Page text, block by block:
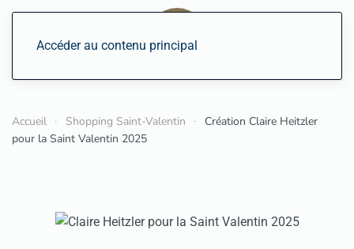
Accéder au contenu principal
Accueil Shopping Saint-Valentin
Création Claire Heitzler
pour la Saint Valentin 2025